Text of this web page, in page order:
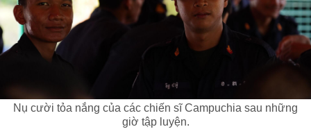
Nụ cười tỏa nắng của các chiến sĩ Campuchia sau những
giờ tập luyện.